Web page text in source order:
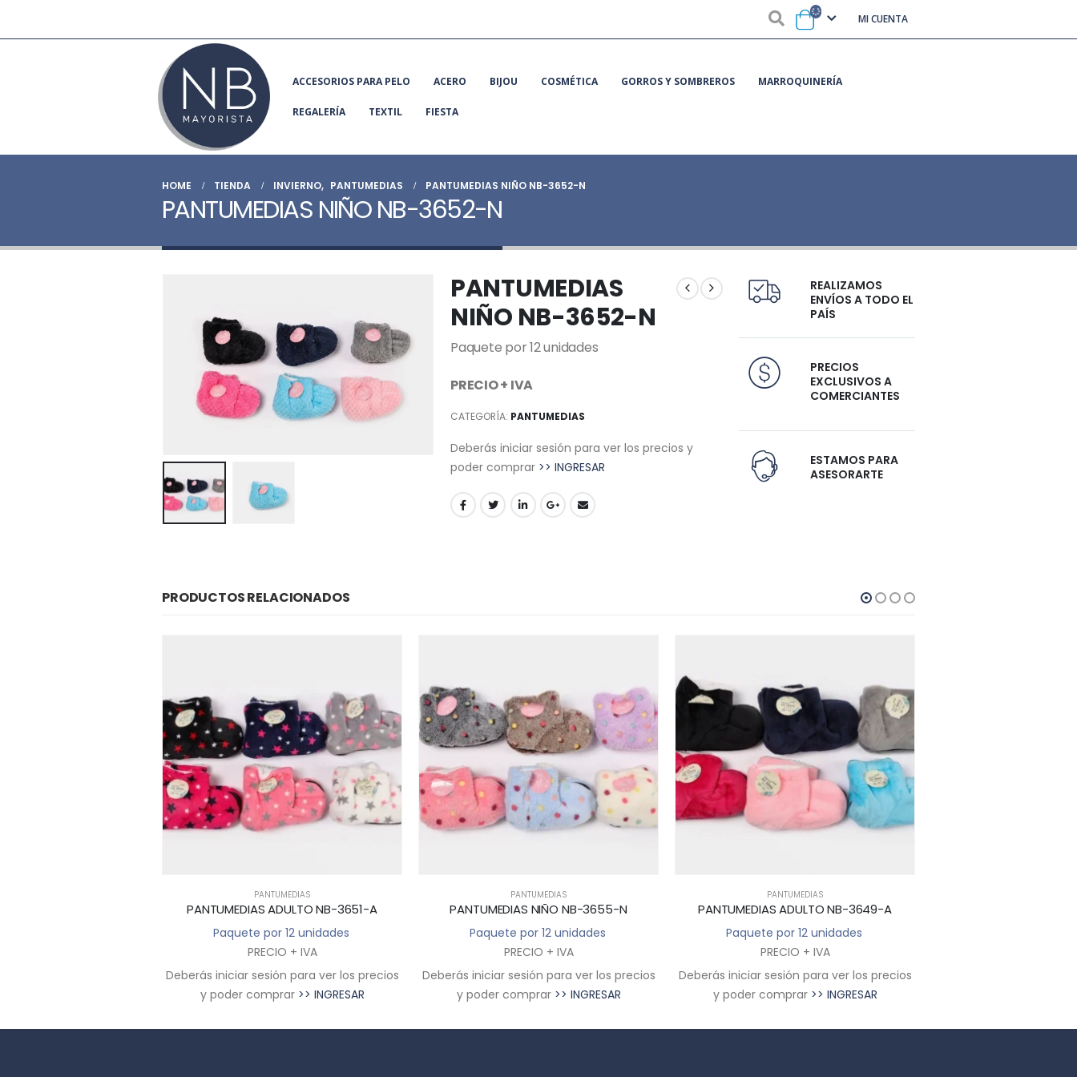
MI CUENTA
ACCESORIOS PARA PELO ACERO BIJOU COSMÉTICA GORROS Y SOMBREROS MARROQUINERÍA
REGALERÍA TEXTIL FIESTA
HOME TIENDA INVIERNO, PANTUMEDIAS PANTUMEDIAS NIÑO NB-3652-N
PANTUMEDIAS NIÑO NB-3652-N
PANTUMEDIAS
NIÑO NB-3652-N
Paquete por 12 unidades
PRECIO + IVA
CATEGORÍA: PANTUMEDIAS
Deberás iniciar sesión para ver los precios y
poder comprar >> INGRESAR
REALIZAMOS
ENVÍOS A TODO EL
PAÍS
PRECIOS
EXCLUSIVOS A
COMERCIANTES
ESTAMOS PARA
ASESORARTE
PRODUCTOS RELACIONADOS
PANTUMEDIAS ADULTO NB-3651-A
Deberás iniciar sesión para ver los precios
>> INGRESAR
PANTUMEDIAS NIÑO NB-3655-N
Paquete por 12 unidades
Deberás iniciar sesión para ver los precios
y poder comprar
>> INGRESAR
PANTUMEDIAS ADULTO NB-3649-A
Paquete por 12 unidades
Deberás iniciar sesión para ver los precios
y poder comprar
>> INGRESAR
PANTUMEDIAS ADULTO NB-3648-A
Paquete por 12 unidades
Deberás iniciar sesión para ver los precios
y poder comprar